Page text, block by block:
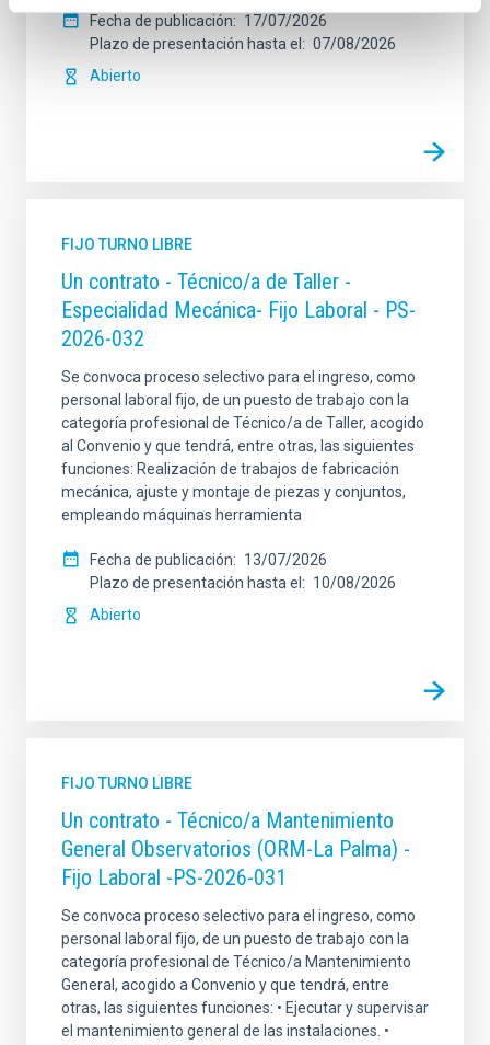
Fecha de publicación
17/07/2026
Plazo de presentación hasta el
07/08/2026
Abierto
FIJO TURNO LIBRE
Un contrato - Técnico/a de Taller -
Especialidad Mecánica- Fijo Laboral - PS-
2026-032
Se convoca proceso selectivo para el ingreso, como
personal laboral fijo, de un puesto de trabajo con la
categoría profesional de Técnico/a de Taller, acogido
al Convenio y que tendrá, entre otras, las siguientes
funciones: Realización de trabajos de fabricación
mecánica, ajuste y montaje de piezas y conjuntos,
empleando máquinas herramienta
Fecha de publicación
13/07/2026
Plazo de presentación hasta el
10/08/2026
Abierto
FIJO TURNO LIBRE
Un contrato - Técnico/a Mantenimiento
General Observatorios (ORM-La Palma) -
Fijo Laboral -PS-2026-031
Se convoca proceso selectivo para el ingreso, como
personal laboral fijo, de un puesto de trabajo con la
categoría profesional de Técnico/a Mantenimiento
General, acogido a Convenio y que tendrá, entre
otras, las siguientes funciones: • Ejecutar y supervisar
el mantenimiento general de las instalaciones. •